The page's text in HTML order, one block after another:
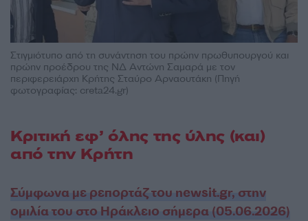
Στιγμιότυπο από τη συνάντηση του πρώην πρωθυπουργού και
πρώην προέδρου της ΝΔ Αντώνη Σαμαρά με τον
περιφερειάρχη Κρήτης Σταύρο Αρναουτάκη (Πηγή
φωτογραφίας: creta24.gr)
Κριτική εφ’ όλης της ύλης (και)
από την Κρήτη
Σύμφωνα με ρεπορτάζ του newsit.gr, στην
ομιλία του στο Ηράκλειο σήμερα (05.06.2026)